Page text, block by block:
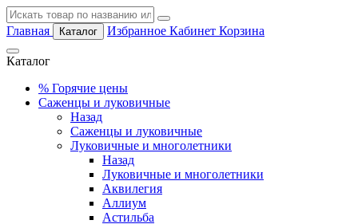
Главная Каталог Избранное Кабинет Корзина
Каталог
% Горячие цены
Саженцы и луковичные
Назад
Саженцы и луковичные
Луковичные и многолетники
Назад
Луковичные и многолетники
Аквилегия
Аллиум
Астильба